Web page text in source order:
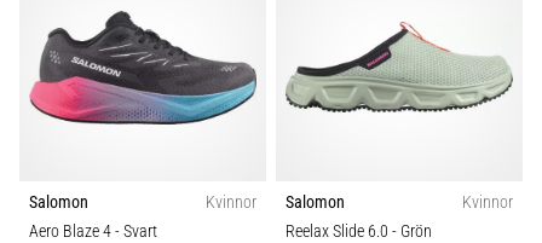
Salomon
Kvinnor
Aero Blaze 4- Svart
Salomon
Kvinnor
Reelax Slide 6.0 - Grön